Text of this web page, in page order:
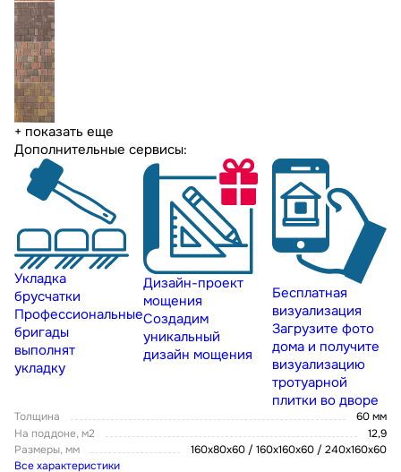
+ показать еще
Дополнительные сервисы:
Укладка
брусчатки
Профессиональные
бригады
выполнят
укладку
Дизайн-проект
мощения
Создадим
уникальный
дизайн мощения
Бесплатная
визуализация
Загрузите фото
дома и получите
визуализацию
тротуарной
плитки во дворе
Толщина
60 мм
На поддоне, м2
12,9
Размеры, мм
160х80х60 / 160х160х60 / 240х160х60
Все характеристики